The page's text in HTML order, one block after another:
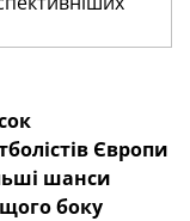
Європи
шанси
боку